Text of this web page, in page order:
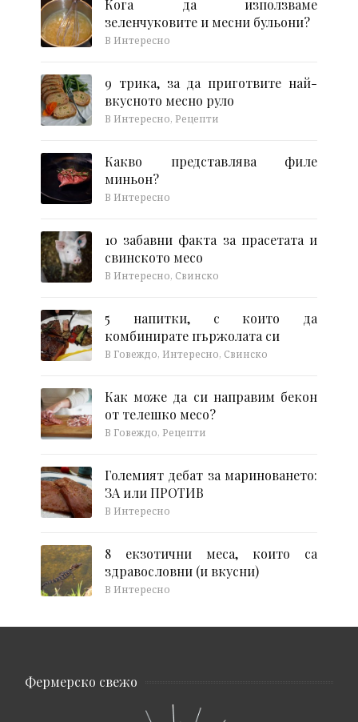
Кога да използваме
зеленчуковите и месни бульони?
В Интересно
9 трика, за да приготвите най-
вкусното месно руло
В Интересно, Рецепти
Какво представлява филе
миньон?
В Интересно
10 забавни факта за прасетата и
свинското месо
В Интересно, Свинско
5 напитки, с които да
комбинирате пържолата си
В Говеждо, Интересно, Свинско
Как може да си направим бекон
от телешко месо?
В Говеждо, Рецепти
Големият дебат за мариноването:
ЗА или ПРОТИВ
В Интересно
8 екзотични меса, които са
здравословни (и вкусни)
В Интересно
Фермерско свежо